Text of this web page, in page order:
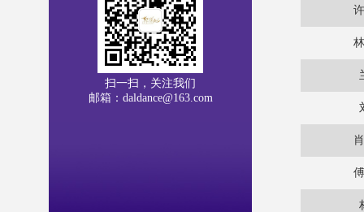
扫一扫，关注我们
邮箱：daldance@163.com